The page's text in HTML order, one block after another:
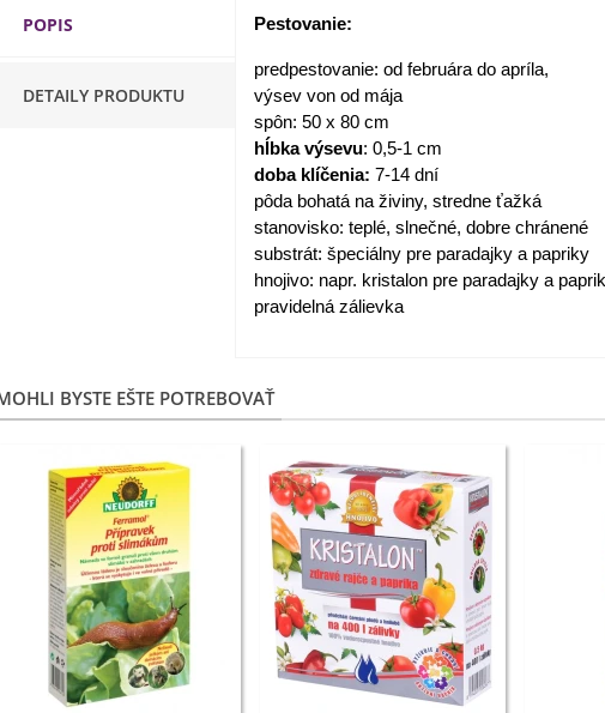
Zornica plnokvetá Amarantia -
7,05 €
Kapucínka nízka - Alaska Mix
Cichorium intybus - predaj...
1,57 €
Iskerník plnokvetý modrý -
Ranunculus asiaticus...
1,82 €
POPIS
DETAILY PRODUKTU
Pestovanie:
predpestovanie: od februára do apríla,
výsev von od mája
spôn: 50 x 80 cm
hĺbka výsevu: 0,5-1 cm
doba klíčenia: 7-14 dní
pôda bohatá na živiny, stredne ťažká
stanovisko: teplé, slnečné, dobre chránené
substrát: špeciálny pre paradajky a papriky
hnojivo: napr. kristalon pre paradajky a
pravidelná zálievka
BYSTE EŠTE POTREBOVAŤ